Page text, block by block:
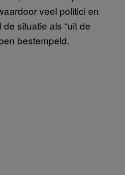
veel politici en
situatie als “uit de
bestempeld.